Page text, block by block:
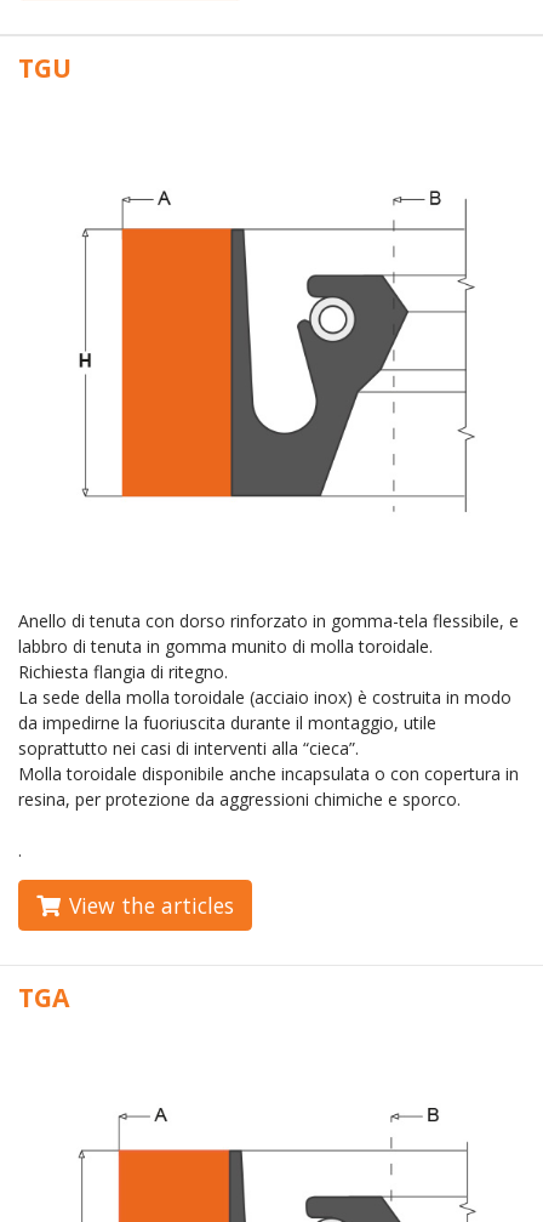
TGU
Anello di tenuta con dorso rinforzato in gomma-tela flessibile, e
labbro di tenuta in gomma munito di molla toroidale.
Richiesta flangia di ritegno.
La sede della molla toroidale (acciaio inox) è costruita in modo
da impedirne la fuoriuscita durante il montaggio, utile
soprattutto nei casi di interventi alla “cieca”.
Molla toroidale disponibile anche incapsulata o con copertura in
resina, per protezione da aggressioni chimiche e sporco.
.
View the articles
TGA